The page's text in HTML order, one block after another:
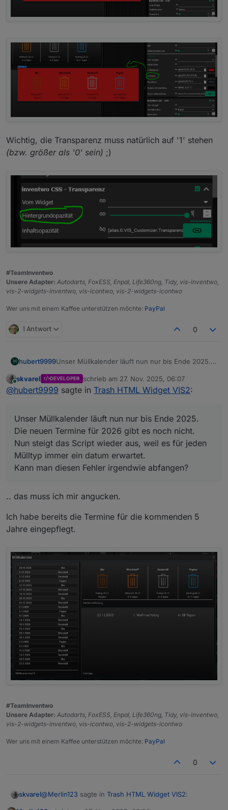
Wichtig, die Transparenz muss natürlich auf '1' stehen
(bzw. größer als '0' sein) ;)
#TeamInventwo
Unsere Adapter: Autodarts, FoxESS, Enpal, Life360ng, Tidy, vis-inventwo,
vis-2-widgets-inventwo, vis-icontwo, vis-2-widgets-icontwo
Wer uns mit einem Kaffee unterstützen möchte: PayPal
1 Antwort 0
H hubert9999Unser Müllkalender läuft nun nur bis Ende 2025.
Nun steigt das Script wieder aus, weil es für jeden
Mülltyp immer ein datum erwartet.
Online
skvarel DEVELOPER schrieb am 27. Nov. 2025, 06:07
zuletzt editiert von
@hubert9999 sagte in Trash HTML Widget VIS2:
Unser Müllkalender läuft nun nur bis Ende 2025.
Die neuen Termine für 2026 gibt es noch nicht.
Nun steigt das Script wieder aus, weil es für jeden
Mülltyp immer ein datum erwartet.
Kann man diesen Fehler irgendwie abfangen?
.. das muss ich mir angucken.
Ich habe bereits die Termine für die kommenden 5
Jahre eingepflegt.
#TeamInventwo
Unsere Adapter: Autodarts, FoxESS, Enpal, Life360ng, Tidy, vis-inventwo,
vis-2-widgets-inventwo, vis-icontwo, vis-2-widgets-icontwo
Wer uns mit einem Kaffee unterstützen möchte: PayPal
0
skvarel@Merlin123 sagte in Trash HTML Widget VIS2: